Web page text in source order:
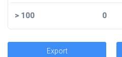
>100 0
Export